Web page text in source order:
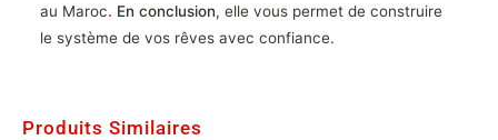
au Maroc. En conclusion, elle vous permet de construire
le système de vos rêves avec confiance.
Produits Similaires